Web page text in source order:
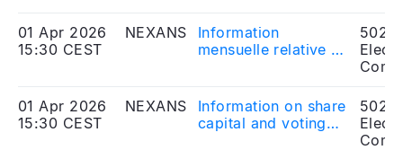
01 Apr 2026
15:30 CEST
NEXANS
Information
mensuelle relative au
Mars 2026
01 Apr 2026
15:30 CEST
NEXANS
Information on share
capital and voting